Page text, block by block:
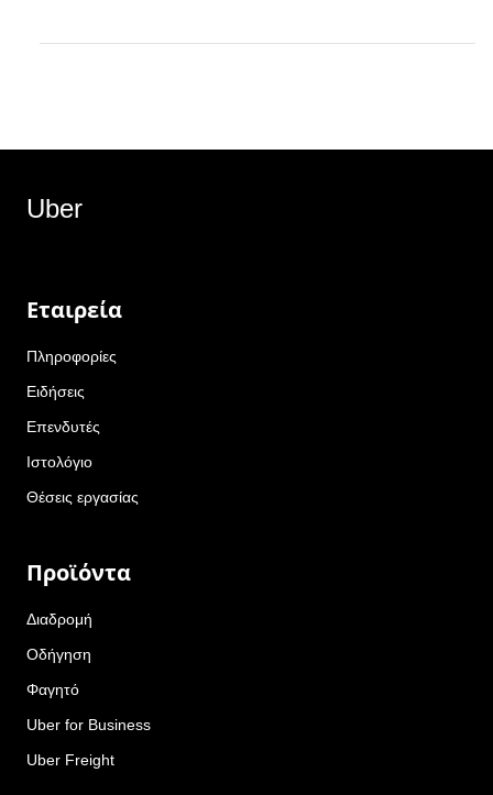
Uber
Εταιρεία
Πληροφορίες
Ειδήσεις
Επενδυτές
Ιστολόγιο
Θέσεις εργασίας
Προϊόντα
Διαδρομή
Οδήγηση
Φαγητό
Uber for Business
Uber Freight